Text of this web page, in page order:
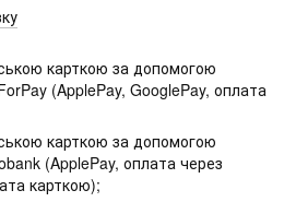
карткою за допомогою
(ApplePay, GooglePay, оплата
карткою за допомогою
(ApplePay, оплата через
карткою);